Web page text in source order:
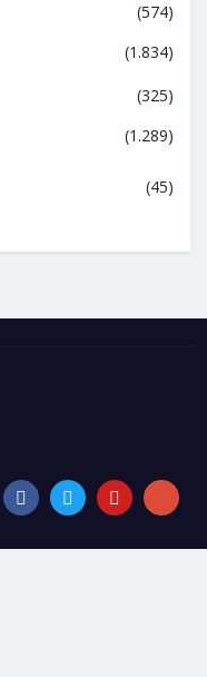
(574)
(1.834)
(325)
(1.289)
(45)